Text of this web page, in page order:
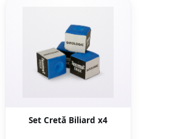
Set Cretă Biliard x4